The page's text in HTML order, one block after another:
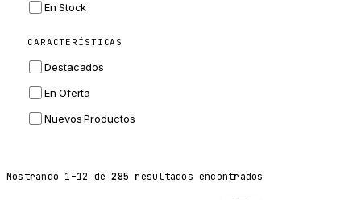
BALDWIN
En Stock
CARACTERÍSTICAS
Destacados
En Oferta
Nuevos Productos
Mostrando 1–12 de 285 resultados encontrados